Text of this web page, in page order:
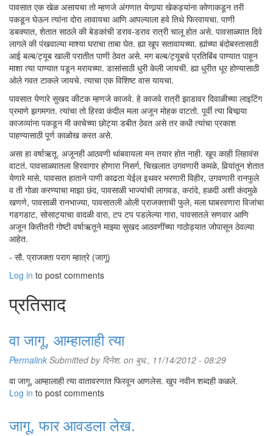
पावसात एक खेळ असायचा तो म्हणजे अंगणात येणार्‍या खेकड्यांना कोणाकडून तरी
पकडून घेऊन त्यांना दोरा लावायचा आणि आपल्याला हवे तिथे फिरवायचा. पाणी
डबक्यात, शेतात साठले की बेडकांची डराव-डराव रात्री चालू होत असे. पावसाळ्यात दिवे
लागले की पंखवाल्या माश्या घराचा ताबा घेत. ह्या खूप सतावायच्या. ह्यांच्या बंदोबस्तासाठी
आई बल्ब/ट्यूब खाली परातीत पाणी ठेवत असे. मग बल्ब/ट्यूबचे प्रतिबिंब पाण्यात पाहून
माशा त्या पाण्यात पडून मरायच्या. डासांसाठी धुरी केली जायची. ह्या धुरीत धूर होण्यासाठी
ओले गवत टाकले जायचे. त्याचा एक विशिष्ट वास यायचा.
पावसात येणारे सुखद कीटक म्हणजे काजवे. हे काजवे रात्री झाडावर दिवाळीच्या लाइटिंग
प्रमाणे झगमगत. त्यांचा तो हिरवा कंदील मला अजून मोहक वाटतो. पूर्वी त्या बिचार्‍या
काजव्यांना पकडून मी काचेच्या छोट्या डबीत ठेवत असे तर कधी त्यांचा प्रकाश
पाहण्यासाठी पूर्ण काळोख करत असे.
असा हा वर्षाऋतू. अजूनही आठवणी थांबवायला मन तयार होत नाही. खूप काही लिहावंस
वाटतं. पावसाळ्यातला हिरवागार होणारा निसर्ग, चिखलात उगवणारी कमळे, विर्‍यांतून शेतात
येणारे मासे, पावसात हाताने पाणी काढता येईल इथवर भरणारी विहीर, उगवणारी रानफुले
व ती गोळा करण्याचा माझा छंद, पावसाळी भाज्यांची लागवड, करांदे, हळदी अशी कंदमुळे
खणणे, पावसाळी रानभाज्या, पावसातली ओली प्राजक्ताची फुले, मला घाबरवणारा विजांचा
गडगडाट, सोसाट्याचा वादळी वारा, टप टप पडलेल्या गारा, पावसातले सणवार आणि
अजून कितीतरी गोष्टी वर्षाऋतूने माझ्या सुखद आठवणींच्या गाठोड्यात जोपासून ठेवल्या
आहेत.
- सौ. प्राजक्ता पराग म्हात्रे (जागू)
Log in to post comments
प्रतिसाद
वा जागू, आम्हालाही त्या
Permalink Submitted by दिनेश. on बुध., 11/14/2012 - 08:29
वा जागू, आम्हालाही त्या वातावरणात फिरवून आणलेस. खुप नवीन शब्दही कळले.
Log in to post comments
जागू, फार आवडला लेख.